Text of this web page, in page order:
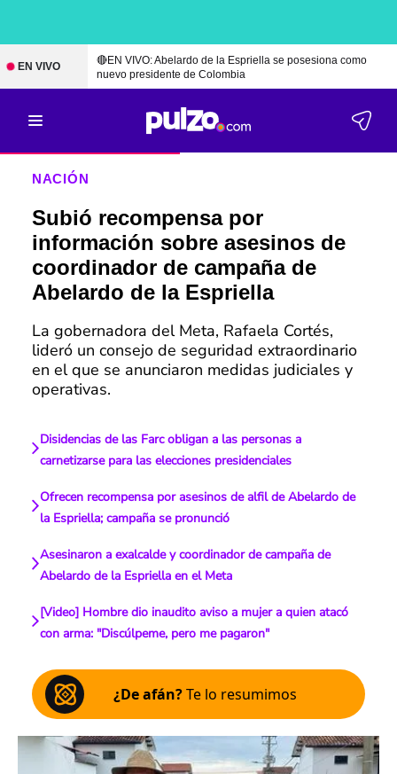
EN VIVO
🔴EN VIVO: Abelardo de la Espriella se posesiona como
nuevo presidente de Colombia
NACIÓN
Subió recompensa por
información sobre asesinos de
coordinador de campaña de
Abelardo de la Espriella
La gobernadora del Meta, Rafaela Cortés,
lideró un consejo de seguridad extraordinario
en el que se anunciaron medidas judiciales y
operativas.
Disidencias de las Farc obligan a las personas a
carnetizarse para las elecciones presidenciales
Ofrecen recompensa por asesinos de alfil de Abelardo de
la Espriella; campaña se pronunció
Asesinaron a exalcalde y coordinador de campaña de
Abelardo de la Espriella en el Meta
[Video] Hombre dio inaudito aviso a mujer a quien atacó
con arma: "Discúlpeme, pero me pagaron"
¿De afán?Te lo resumimos